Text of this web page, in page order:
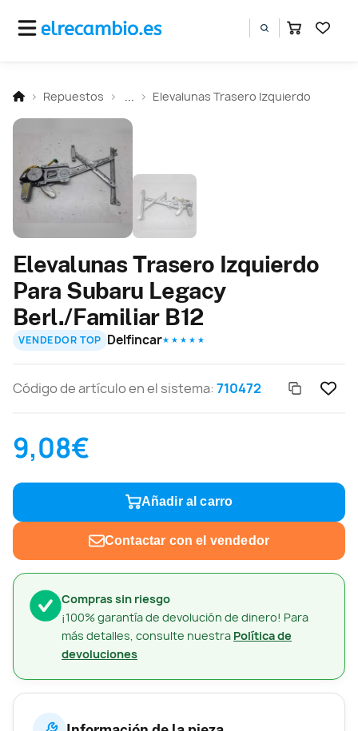
Repuestos Elevalunas Trasero Izquierdo
Compras sin riesgo
¡100% garantía de devolución de dinero! Para
más detalles, consulte nuestra Política de
devoluciones
Elevalunas Trasero Izquierdo
Para Subaru Legacy
Berl./Familiar B12
VENDEDOR TOP Delfincar★ ★ ★ ★ ★
Código de artículo en el sistema:710472
9,08€
Añadir al carro
Contactar con el vendedor